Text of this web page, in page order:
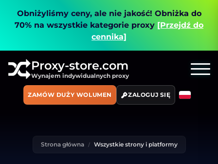
Obniżyliśmy ceny, ale nie jakość! Obniżka do
70% na wszystkie kategorie proxy [Przejdź do
cennika]
Proxy-store.com
Wynajem indywidualnych proxy
ZAMÓW DUŻY WOLUMEN ZALOGUJ SIĘ
Strona główna Wszystkie strony i platformy